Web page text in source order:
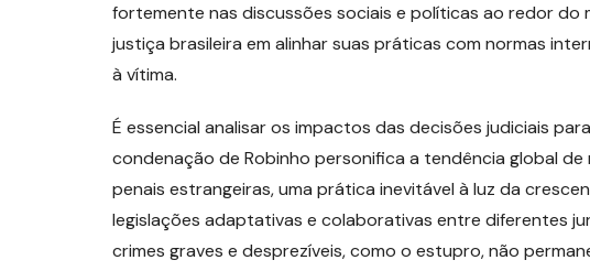
fortemente nas discussões sociais e políticas ao redor do
justiça brasileira em alinhar suas práticas com normas
à vítima.
É essencial analisar os impactos das decisões judiciais
condenação de Robinho personifica a tendência global
penais estrangeiras, uma prática inevitável à luz da
legislações adaptativas e colaborativas entre diferentes
crimes graves e desprezíveis, como o estupro, não